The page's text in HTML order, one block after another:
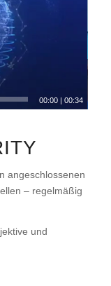
00:00 |00:34
angeschlossenen
– regelmäßig
und